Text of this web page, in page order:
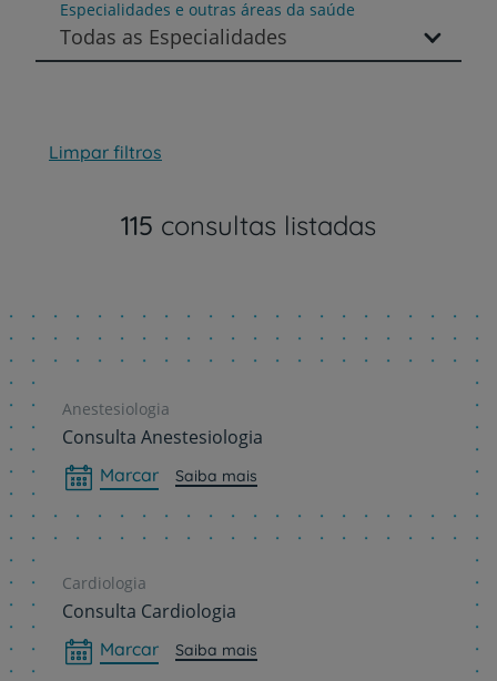
Especialidades e outras áreas da saúde
Todas as Especialidades
Limpar filtros
115 consultas listadas
Anestesiologia
Consulta Anestesiologia
Marcar Saiba mais
Cardiologia
Consulta Cardiologia
Marcar Saiba mais